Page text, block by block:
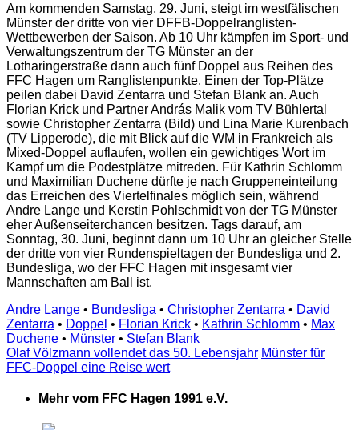
Am kommenden Samstag, 29. Juni, steigt im westfälischen
Münster der dritte von vier DFFB-Doppelranglisten-
Wettbewerben der Saison. Ab 10 Uhr kämpfen im Sport- und
Verwaltungszentrum der TG Münster an der
Lotharingerstraße dann auch fünf Doppel aus Reihen des
FFC Hagen um Ranglistenpunkte. Einen der Top-Plätze
peilen dabei David Zentarra und Stefan Blank an. Auch
Florian Krick und Partner András Malik vom TV Bühlertal
sowie Christopher Zentarra (Bild) und Lina Marie Kurenbach
(TV Lipperode), die mit Blick auf die WM in Frankreich als
Mixed-Doppel auflaufen, wollen ein gewichtiges Wort im
Kampf um die Podestplätze mitreden. Für Kathrin Schlomm
und Maximilian Duchene dürfte je nach Gruppeneinteilung
das Erreichen des Viertelfinales möglich sein, während
Andre Lange und Kerstin Pohlschmidt von der TG Münster
eher Außenseiterchancen besitzen. Tags darauf, am
Sonntag, 30. Juni, beginnt dann um 10 Uhr an gleicher Stelle
der dritte von vier Rundenspieltagen der Bundesliga und 2.
Bundesliga, wo der FFC Hagen mit insgesamt vier
Mannschaften am Ball ist.
Andre Lange • Bundesliga • Christopher Zentarra • David
Zentarra • Doppel • Florian Krick • Kathrin Schlomm • Max
Duchene • Münster • Stefan Blank
Olaf Völzmann vollendet das 50. Lebensjahr Münster für
FFC-Doppel eine Reise wert
Mehr vom FFC Hagen 1991 e.V.